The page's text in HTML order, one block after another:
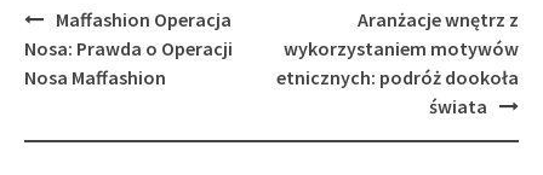
Post
navigation
Maffashion Operacja
Nosa: Prawda o Operacji
Nosa Maffashion
Aranżacje wnętrz z
wykorzystaniem motywów
etnicznych: podróż dookoła
świata